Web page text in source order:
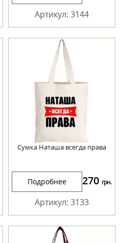
Артикул: 3144
Сумка Наташа всегда права
Подробнее 270 грн.
Артикул: 3133